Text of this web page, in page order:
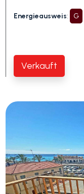
Energieausweis: G
Verkauft
Meerblick